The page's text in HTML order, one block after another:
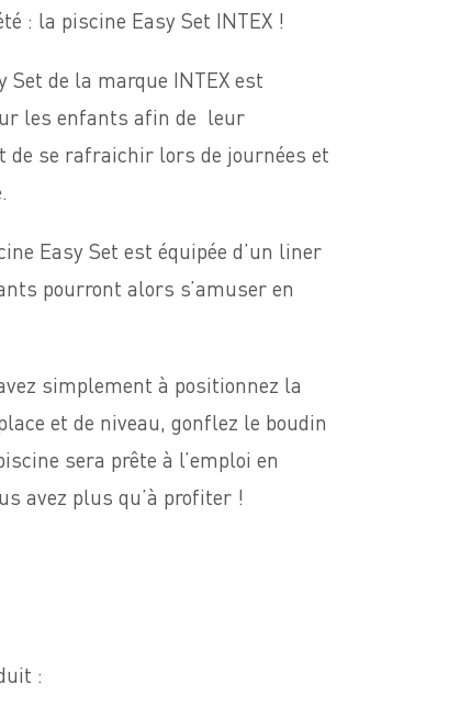
: la piscine Easy Set INTEX !
Set de la marque INTEX est
les enfants afin de leur
de se rafraichir lors de journées et
Easy Set est équipée d’un liner
pourront alors s’amuser en
simplement à positionnez la
et de niveau, gonflez le boudin
sera prête à l’emploi en
avez plus qu’à profiter !
: